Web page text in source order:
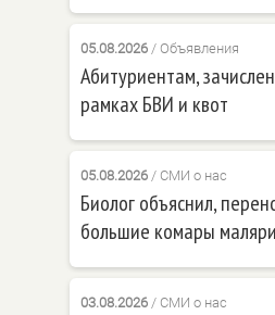
05.08.2026/ Объявления
Абитуриентам,
рамках БВИ и квот
05.08.2026/ СМИ о нас
Биолог объяснил,
большие комары
03.08.2026/ СМИ о нас